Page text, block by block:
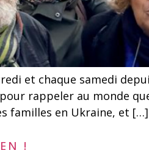
et chaque samedi
rappeler au monde
familles en Ukraine, et […]
!